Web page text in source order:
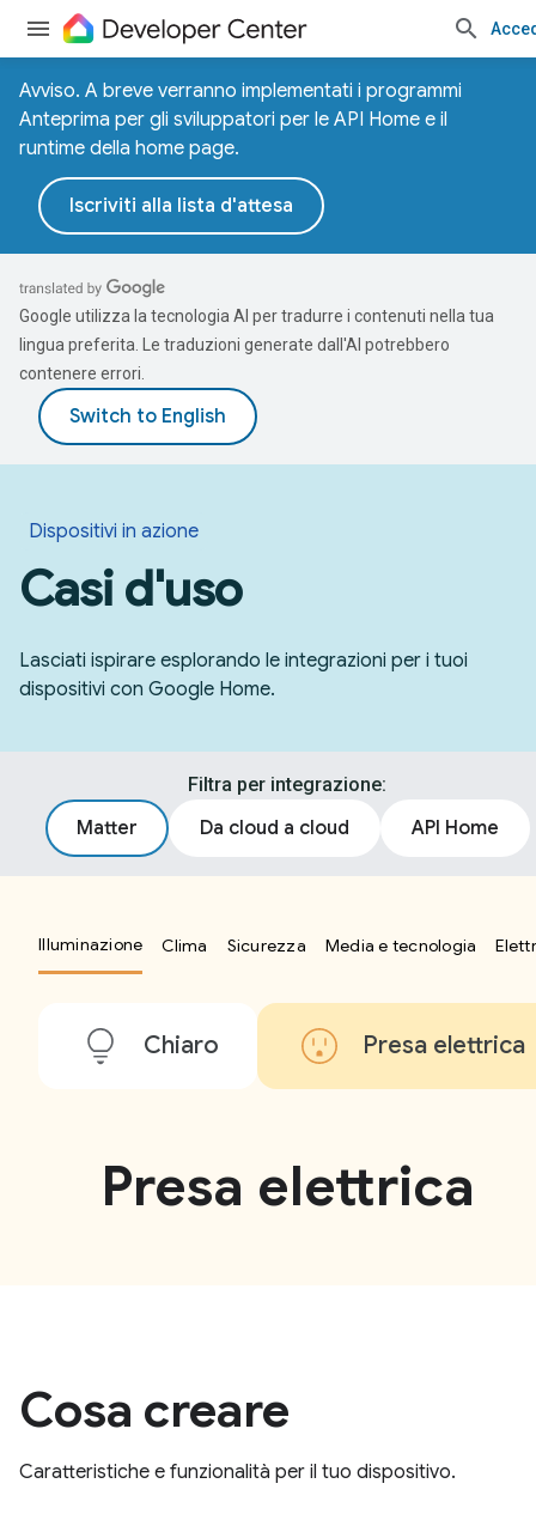
Avviso. A breve verranno implementati i programmi
Anteprima per gli sviluppatori per le API Home e il
runtime della home page.
Iscriviti alla lista d'attesa
Google utilizza la tecnologia AI per tradurre i contenuti nella tua
lingua preferita. Le traduzioni generate dall'AI potrebbero
contenere errori.
Dispositivi in azione
Casi d'uso
Lasciati ispirare esplorando le integrazioni per i tuoi
dispositivi con Google Home.